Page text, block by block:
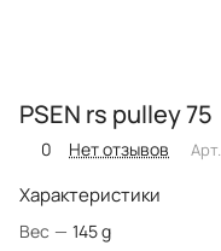
PSEN rs pulley 75
0 Нет отзывов Арт.
Характеристики
Вес — 145 g